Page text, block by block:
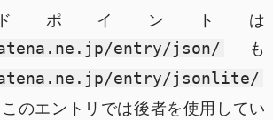
ポイントは
entry/json/ も
entry/jsonlite/
のエントリでは後者を使用してい